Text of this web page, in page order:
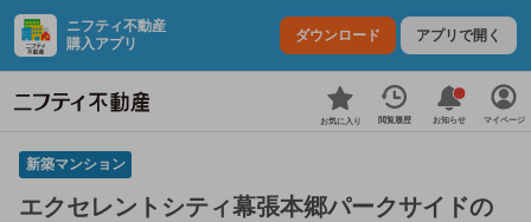
ニフティ不動産
購入アプリ
ダウンロード アプリで開く
お気に入り 閲覧履歴 お知らせ マイページ
新築マンション
エクセレントシティ幕張本郷パークサイドの